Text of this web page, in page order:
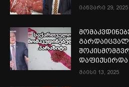
იანვარი 29, 2025
დაფიქსირდა
მაისი 13, 2025